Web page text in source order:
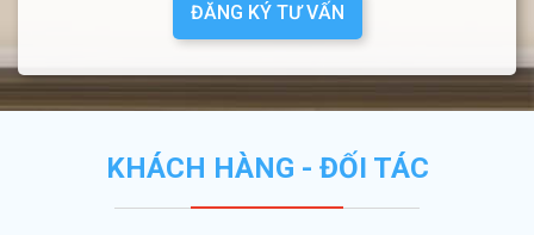
ĐĂNG KÝ TƯ VẤN
KHÁCH HÀNG - ĐỐI TÁC